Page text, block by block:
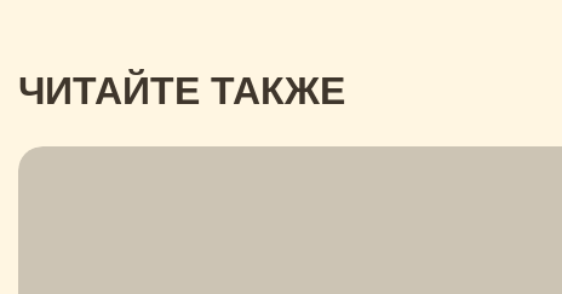
ЧИТАЙТЕ ТАКЖЕ